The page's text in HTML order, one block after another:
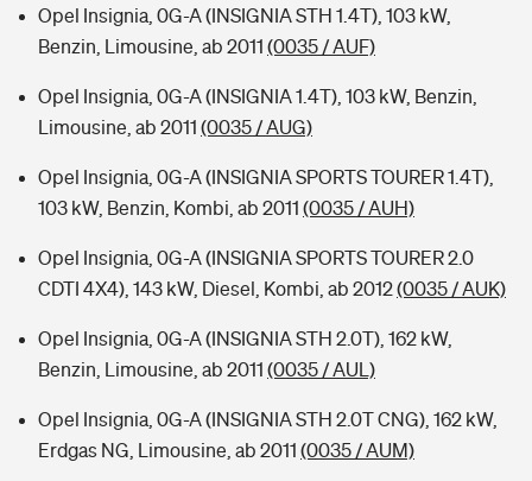
Opel Insignia, 0G-A (INSIGNIA STH 1.4T), 103 kW,
Benzin, Limousine, ab 2011 (0035 / AUF)
Opel Insignia, 0G-A (INSIGNIA 1.4T), 103 kW, Benzin,
Limousine, ab 2011 (0035 / AUG)
Opel Insignia, 0G-A (INSIGNIA SPORTS TOURER 1.4T),
103 kW, Benzin, Kombi, ab 2011 (0035 / AUH)
Opel Insignia, 0G-A (INSIGNIA SPORTS TOURER 2.0
CDTI 4X4), 143 kW, Diesel, Kombi, ab 2012(0035 / AUK)
Opel Insignia, 0G-A (INSIGNIA STH 2.0T), 162 kW,
Benzin, Limousine, ab 2011 (0035 / AUL)
Opel Insignia, 0G-A (INSIGNIA STH 2.0T CNG), 162 kW,
Erdgas NG, Limousine, ab 2011 (0035 / AUM)